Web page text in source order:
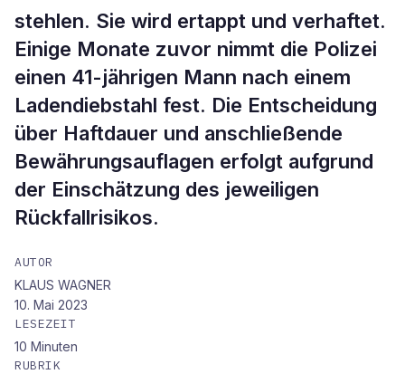
stehlen. Sie wird ertappt und verhaftet.
Einige Monate zuvor nimmt die Polizei
einen 41-jährigen Mann nach einem
Ladendiebstahl fest. Die Entscheidung
über Haftdauer und anschließende
Bewährungsauflagen erfolgt aufgrund
der Einschätzung des jeweiligen
Rückfallrisikos.
AUTOR
KLAUS WAGNER
10. Mai 2023
LESEZEIT
10 Minuten
RUBRIK